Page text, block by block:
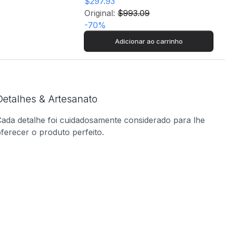
Original: $993.09
-70%
Adicionar ao carrinho
& Artesanato
detalhe foi cuidadosamente considerado para lhe
o produto perfeito.